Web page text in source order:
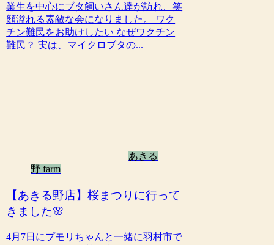
業生を中心にブタ飼いさん達が訪れ、笑
顔溢れる素敵な会になりました。 ワク
チン難民をお助けしたい なぜワクチン
難民？ 実は、マイクロブタの...
あきる
野 farm
【あきる野店】桜まつりに行って
きました🌸
4月7日にプモリちゃんと一緒に羽村市で